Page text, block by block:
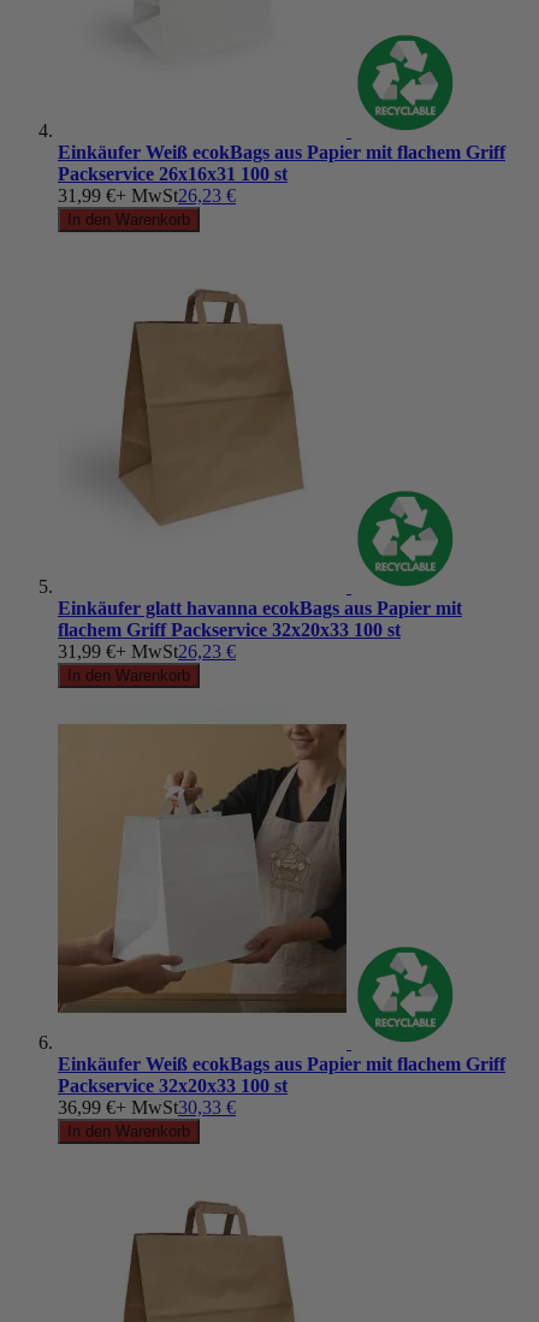
Einkäufer Weiß ecokBags aus Papier mit flachem Griff
Packservice 26x16x31 100 st
31,99 €+ MwSt26,23 €
In den Warenkorb
Einkäufer glatt havanna ecokBags aus Papier mit
flachem Griff Packservice 32x20x33 100 st
31,99 €+ MwSt26,23 €
In den Warenkorb
Einkäufer Weiß ecokBags aus Papier mit flachem Griff
Packservice 32x20x33 100 st
36,99 €+ MwSt30,33 €
In den Warenkorb